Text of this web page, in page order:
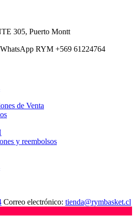
305, Puerto Montt
RYM +569 61224764
de Venta
y reembolsos
Correo electrónico: tienda@rymbasket.cl